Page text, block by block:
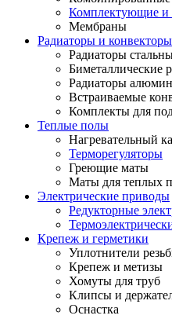
Комплектующие и
Мембраны
Радиаторы и
Радиаторы
Биметаллические
Радиаторы
Встраиваемые
Комплекты для
Теплые полы
Нагревательный
Терморегуляторы
Греющие маты
Маты для теплых
Электрические приводы
Редукторные
Крепеж и герметики
Уплотнители
Крепеж и метизы
Хомуты для труб
Клипсы и
Оснастка